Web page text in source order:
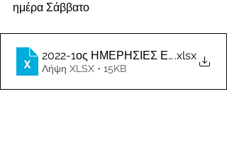
ημέρα Σάββατο
2022-1ος ΗΜΕΡΗΣΙΕΣ ΕΦΗΜΕΡΙΕΣ
.xlsx
Λήψη XLSX • 15KB